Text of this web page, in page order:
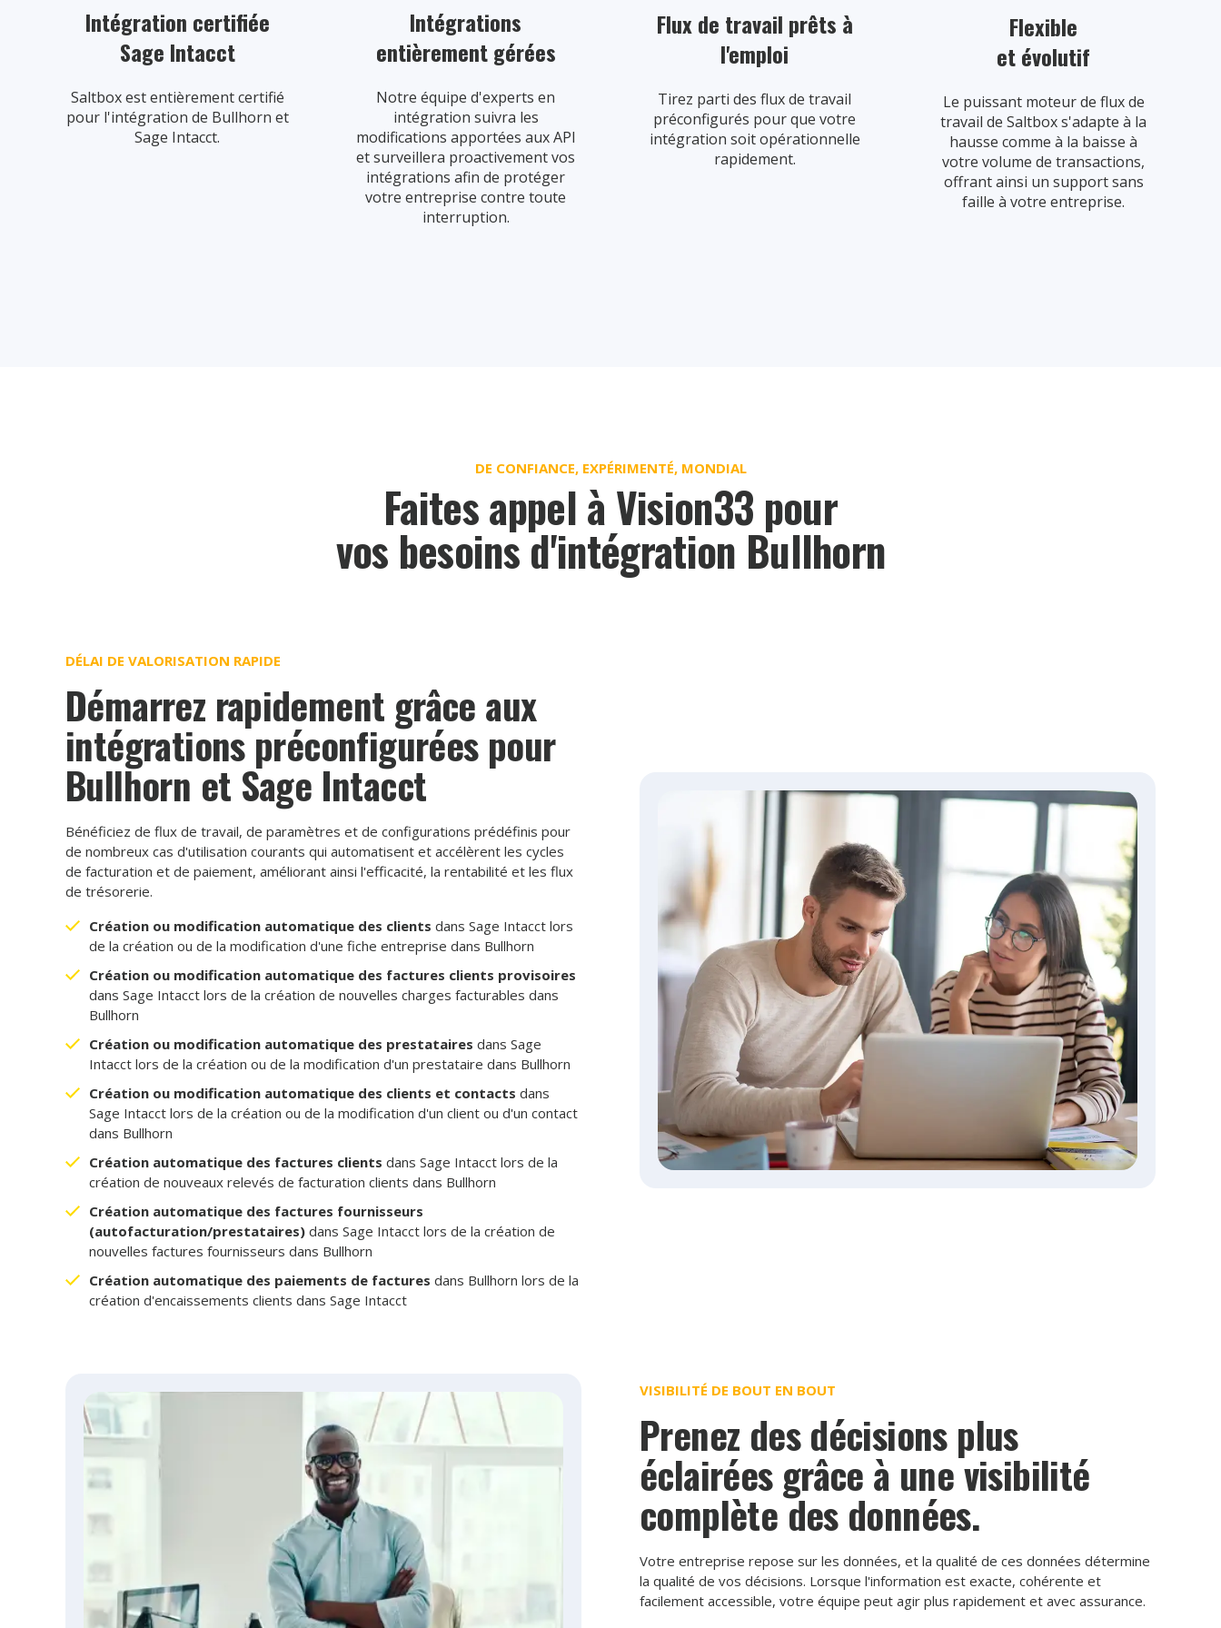
Intégration certifiée
Sage Intacct
Saltbox est entièrement certifié
pour l'intégration de Bullhorn et
Sage Intacct.
Intégrations
entièrement gérées
Notre équipe d'experts en
intégration suivra les
modifications apportées aux API
et surveillera proactivement vos
intégrations afin de protéger
votre entreprise contre toute
interruption.
Flux de travail prêts à
l'emploi
Tirez parti des flux de travail
préconfigurés pour que votre
intégration soit opérationnelle
rapidement.
Flexible
et évolutif
Le puissant moteur de flux de
travail de Saltbox s'adapte à la
hausse comme à la baisse à
votre volume de transactions,
offrant ainsi un support sans
faille à votre entreprise.
DE CONFIANCE, EXPÉRIMENTÉ, MONDIAL
Faites appel à Vision33 pour
vos besoins d'intégration Bullhorn
DÉLAI DE VALORISATION RAPIDE
Démarrez rapidement grâce aux
intégrations préconfigurées pour
Bullhorn et Sage Intacct
Bénéficiez de flux de travail, de paramètres et de configurations prédéfinis pour
de nombreux cas d'utilisation courants qui automatisent et accélèrent les cycles
de facturation et de paiement, améliorant ainsi l'efficacité, la rentabilité et les flux
de trésorerie.
Création ou modification automatique des clients dans Sage Intacct lors
de la création ou de la modification d'une fiche entreprise dans Bullhorn
Création ou modification automatique des factures clients provisoires
dans Sage Intacct lors de la création de nouvelles charges facturables dans
Bullhorn
Création ou modification automatique des prestataires dans Sage
Intacct lors de la création ou de la modification d'un prestataire dans Bullhorn
Création ou modification automatique des clients et contacts dans
Sage Intacct lors de la création ou de la modification d'un client ou d'un contact
dans Bullhorn
Création automatique des factures clients dans Sage Intacct lors de la
création de nouveaux relevés de facturation clients dans Bullhorn
Création automatique des factures fournisseurs
(autofacturation/prestataires) dans Sage Intacct lors de la création de
nouvelles factures fournisseurs dans Bullhorn
Création automatique des paiements de factures dans Bullhorn lors de la
création d'encaissements clients dans Sage Intacct
VISIBILITÉ DE BOUT EN BOUT
Prenez des décisions plus
éclairées grâce à une visibilité
complète des données.
Votre entreprise repose sur les données, et la qualité de ces données détermine
la qualité de vos décisions. Lorsque l'information est exacte, cohérente et
facilement accessible, votre équipe peut agir plus rapidement et avec assurance.